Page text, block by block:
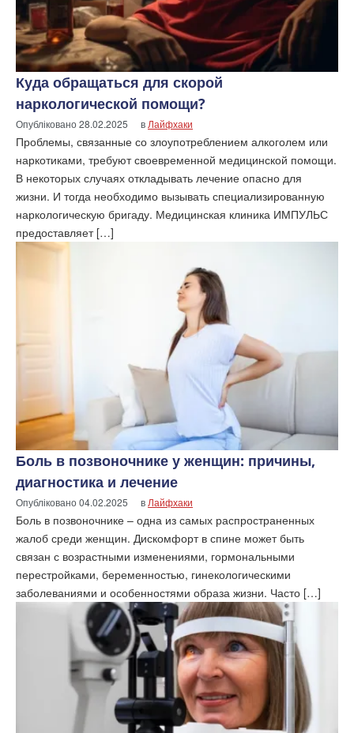
Куда обращаться для скорой
наркологической помощи?
Опубліковано28.02.2025 в Лайфхаки
Проблемы, связанные со злоупотреблением алкоголем или
наркотиками, требуют своевременной медицинской помощи.
В некоторых случаях откладывать лечение опасно для
жизни. И тогда необходимо вызывать специализированную
наркологическую бригаду. Медицинская клиника ИМПУЛЬС
предоставляет […]
Боль в позвоночнике у женщин: причины,
диагностика и лечение
Опубліковано04.02.2025 вЛайфхаки
Боль в позвоночнике – одна из самых распространенных
жалоб среди женщин. Дискомфорт в спине может быть
связан с возрастными изменениями, гормональными
перестройками, беременностью, гинекологическими
заболеваниями и особенностями образа жизни. Часто […]